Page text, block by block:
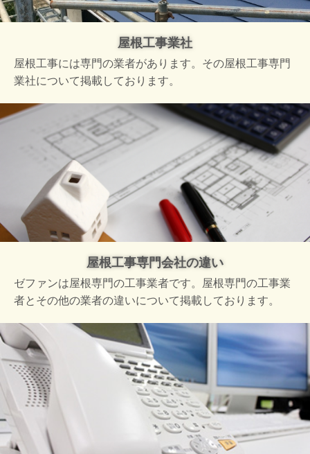
屋根工事業社
屋根工事には専門の業者があります。その屋根工事専門
業社について掲載しております。
屋根工事専門会社の違い
ゼファンは屋根専門の工事業者です。屋根専門の工事業
者とその他の業者の違いについて掲載しております。